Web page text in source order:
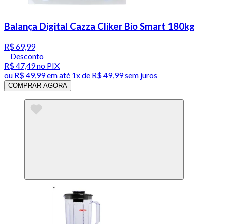
Balança Digital Cazza Cliker Bio Smart 180kg
R$ 69,99
Desconto
R$ 47,49no PIX
ou R$ 49,99em até 1x de R$ 49,99sem juros
COMPRAR AGORA